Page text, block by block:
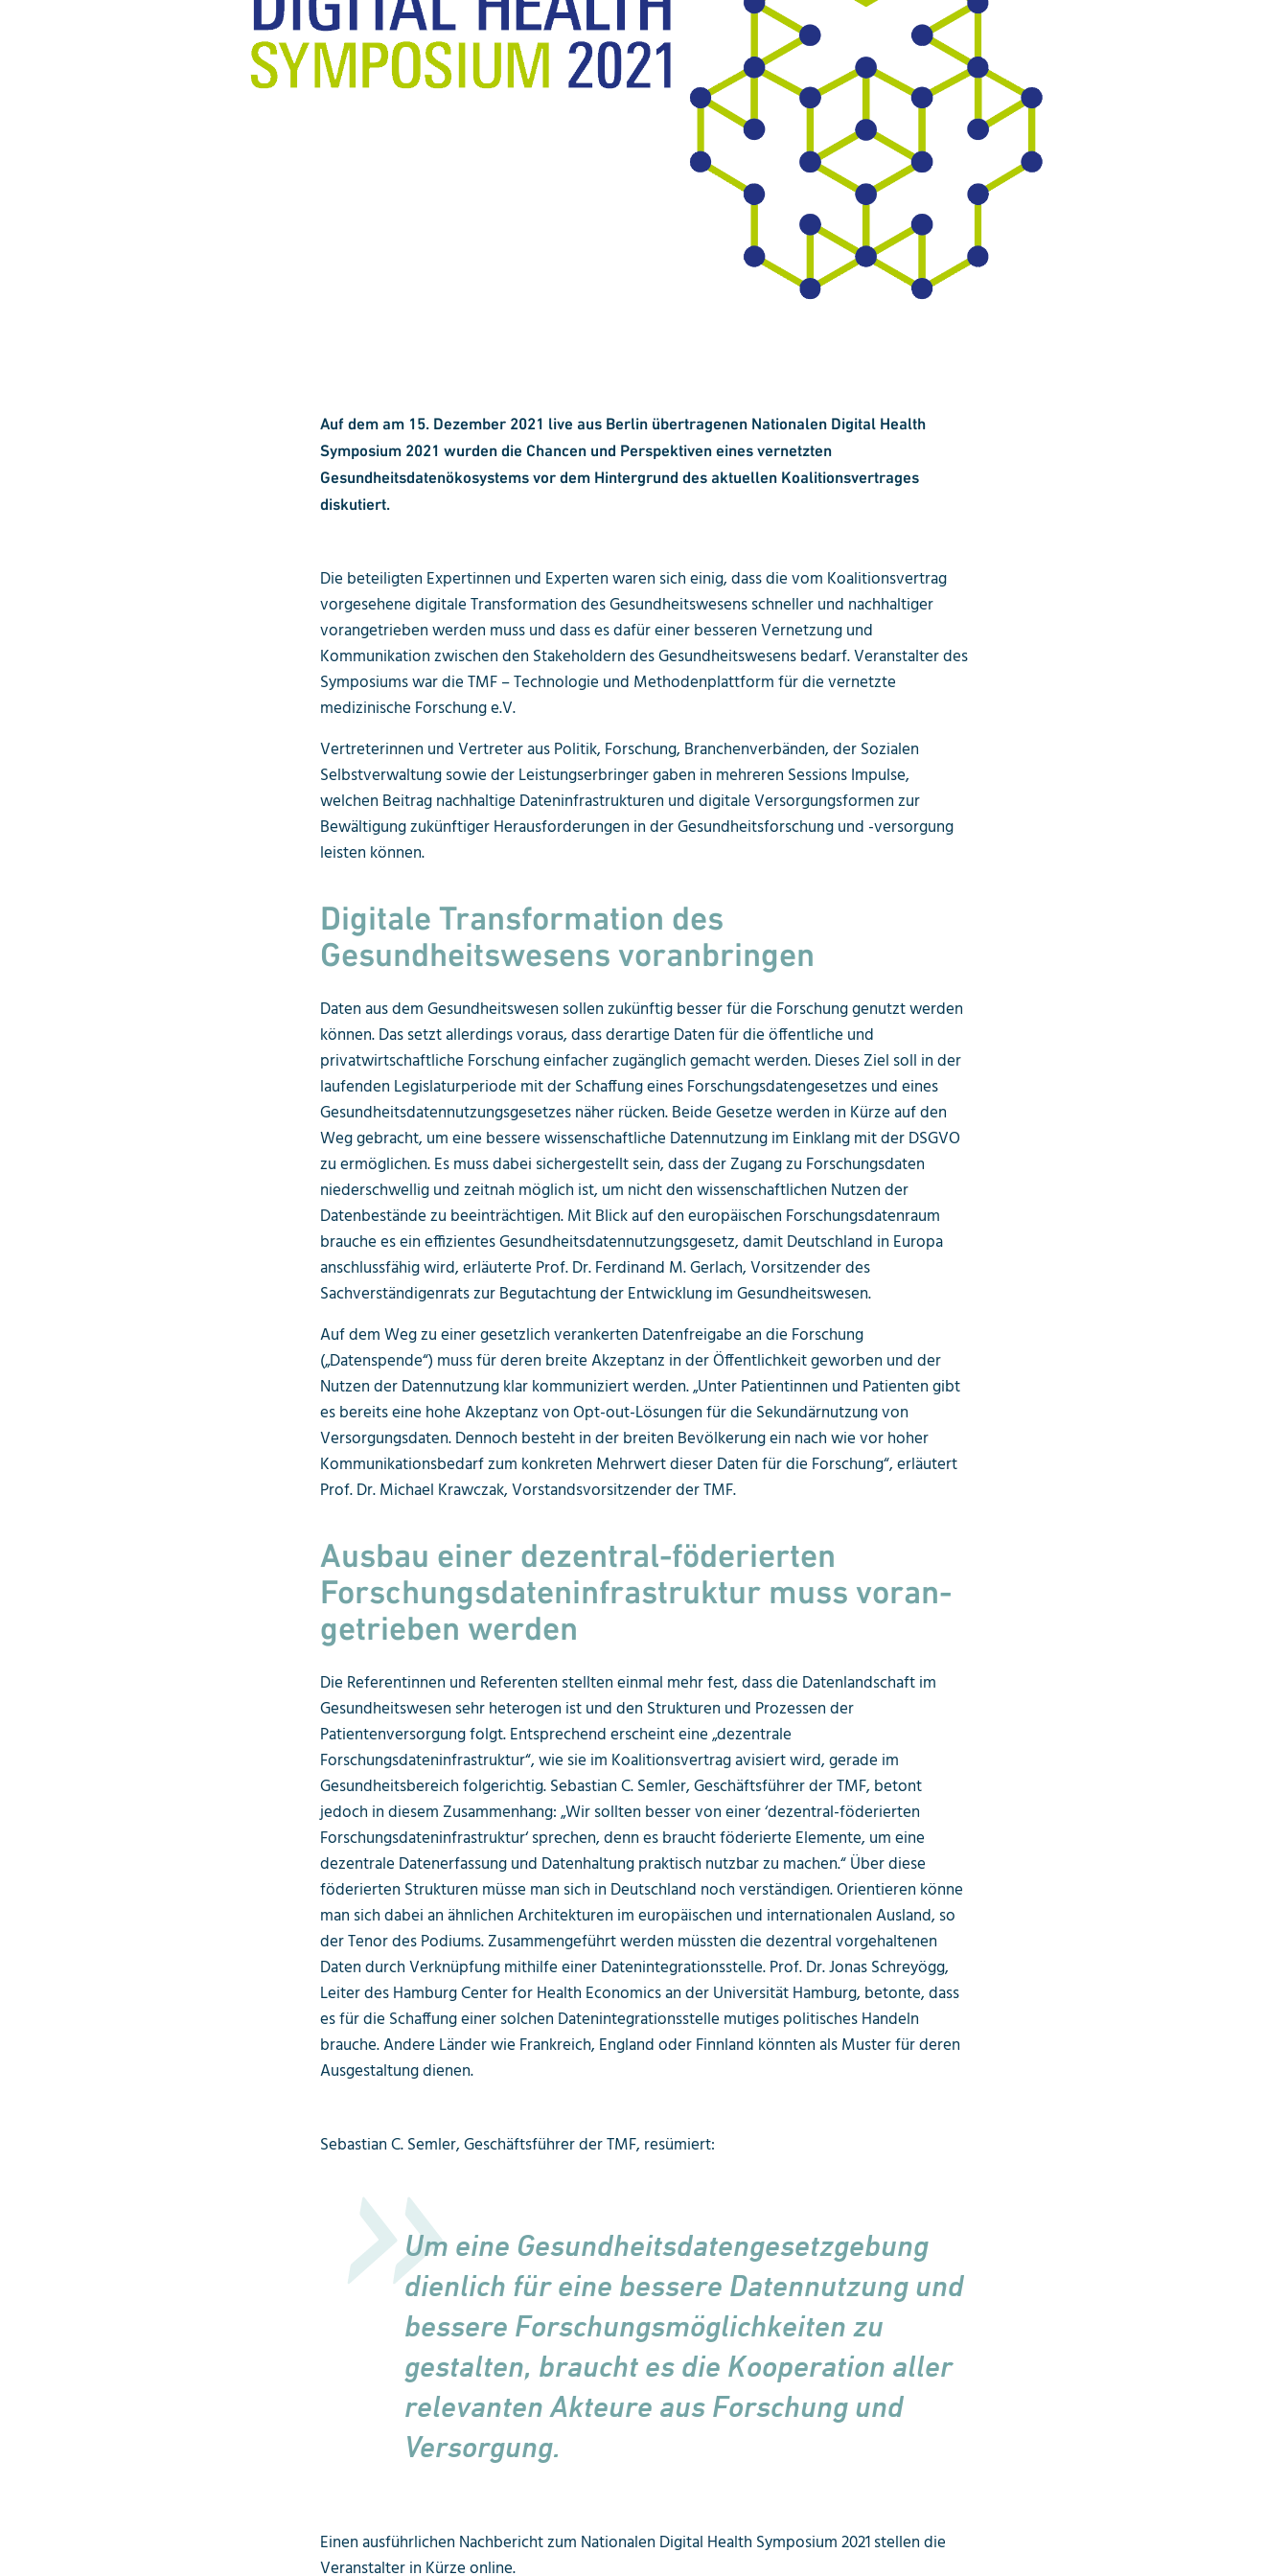
Auf dem am 15. Dezember 2021 live aus Berlin übertragenen Nationalen Digital Health
Symposium 2021 wurden die Chancen und Perspektiven eines vernetzten
Gesundheitsdatenökosystems vor dem Hintergrund des aktuellen Koalitionsvertrages
diskutiert.
Die beteiligten Expertinnen und Experten waren sich einig, dass die vom Koalitionsvertrag
vorgesehene digitale Transformation des Gesundheitswesens schneller und nachhaltiger
vorangetrieben werden muss und dass es dafür einer besseren Vernetzung und
Kommunikation zwischen den Stakeholdern des Gesundheitswesens bedarf. Veranstalter des
Symposiums war die TMF – Technologie und Methodenplattform für die vernetzte
medizinische Forschung e.V.
Vertreterinnen und Vertreter aus Politik, Forschung, Branchenverbänden, der Sozialen
Selbstverwaltung sowie der Leistungserbringer gaben in mehreren Sessions Impulse,
welchen Beitrag nachhaltige Dateninfrastrukturen und digitale Versorgungsformen zur
Bewältigung zukünftiger Herausforderungen in der Gesundheitsforschung und -versorgung
leisten können.
Digitale Transformation des
Gesundheitswesens voranbringen
Daten aus dem Gesundheitswesen sollen zukünftig besser für die Forschung genutzt werden
können. Das setzt allerdings voraus, dass derartige Daten für die öffentliche und
privatwirtschaftliche Forschung einfacher zugänglich gemacht werden. Dieses Ziel soll in der
laufenden Legislaturperiode mit der Schaffung eines Forschungsdatengesetzes und eines
Gesundheitsdatennutzungsgesetzes näher rücken. Beide Gesetze werden in Kürze auf den
Weg gebracht, um eine bessere wissenschaftliche Datennutzung im Einklang mit der DSGVO
zu ermöglichen. Es muss dabei sichergestellt sein, dass der Zugang zu Forschungsdaten
niederschwellig und zeitnah möglich ist, um nicht den wissenschaftlichen Nutzen der
Datenbestände zu beeinträchtigen. Mit Blick auf den europäischen Forschungsdatenraum
brauche es ein effizientes Gesundheitsdatennutzungsgesetz, damit Deutschland in Europa
anschlussfähig wird, erläuterte Prof. Dr. Ferdinand M. Gerlach, Vorsitzender des
Sachverständigenrats zur Begutachtung der Entwicklung im Gesundheitswesen.
Auf dem Weg zu einer gesetzlich verankerten Datenfreigabe an die Forschung
(„Datenspende“) muss für deren breite Akzeptanz in der Öffentlichkeit geworben und der
Nutzen der Datennutzung klar kommuniziert werden. „Unter Patientinnen und Patienten gibt
es bereits eine hohe Akzeptanz von Opt-out-Lösungen für die Sekundärnutzung von
Versorgungsdaten. Dennoch besteht in der breiten Bevölkerung ein nach wie vor hoher
Kommunikationsbedarf zum konkreten Mehrwert dieser Daten für die Forschung“, erläutert
Prof. Dr. Michael Krawczak, Vorstandsvorsitzender der TMF.
Ausbau einer dezentral-föderierten
Forschungsdateninfrastruktur muss voran-
getrieben werden
Die Referentinnen und Referenten stellten einmal mehr fest, dass die Datenlandschaft im
Gesundheitswesen sehr heterogen ist und den Strukturen und Prozessen der
Patientenversorgung folgt. Entsprechend erscheint eine „dezentrale
Forschungsdateninfrastruktur“, wie sie im Koalitionsvertrag avisiert wird, gerade im
Gesundheitsbereich folgerichtig. Sebastian C. Semler, Geschäftsführer der TMF, betont
jedoch in diesem Zusammenhang: „Wir sollten besser von einer ‘dezentral-föderierten
Forschungsdateninfrastruktur‘ sprechen, denn es braucht föderierte Elemente, um eine
dezentrale Datenerfassung und Datenhaltung praktisch nutzbar zu machen.“ Über diese
föderierten Strukturen müsse man sich in Deutschland noch verständigen. Orientieren könne
man sich dabei an ähnlichen Architekturen im europäischen und internationalen Ausland, so
der Tenor des Podiums. Zusammengeführt werden müssten die dezentral vorgehaltenen
Daten durch Verknüpfung mithilfe einer Datenintegrationsstelle. Prof. Dr. Jonas Schreyögg,
Leiter des Hamburg Center for Health Economics an der Universität Hamburg, betonte, dass
es für die Schaffung einer solchen Datenintegrationsstelle mutiges politisches Handeln
brauche. Andere Länder wie Frankreich, England oder Finnland könnten als Muster für deren
Ausgestaltung dienen.
Sebastian C. Semler, Geschäftsführer der TMF, resümiert:
Um eine Gesundheitsdatengesetzgebung
dienlich für eine bessere Datennutzung und
bessere Forschungsmöglichkeiten zu
gestalten, braucht es die Kooperation aller
relevanten Akteure aus Forschung und
Versorgung.
Einen ausführlichen Nachbericht zum Nationalen Digital Health Symposium 2021 stellen die
Veranstalter in Kürze online.